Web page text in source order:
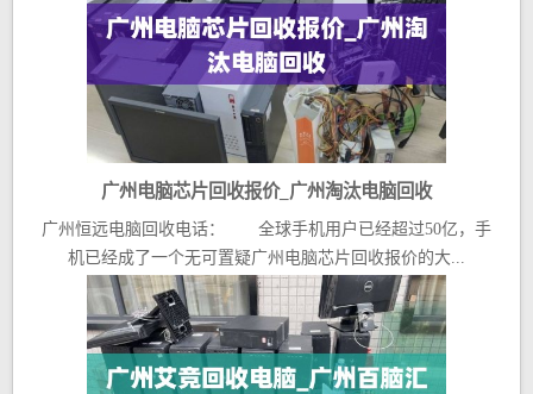
广州电脑芯片回收报价_广州淘汰电脑回收
广州恒远电脑回收电话： 全球手机用户已经超过50亿，手
机已经成了一个无可置疑广州电脑芯片回收报价的大...